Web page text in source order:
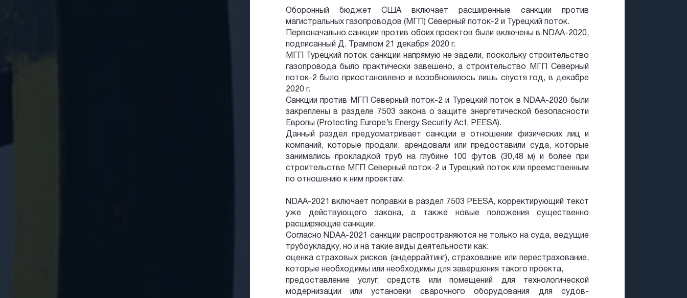
Оборонный бюджет США включает расширенные санкции против
магистральных газопроводов (МГП) Северный поток-2 и Турецкий поток.
Первоначально санкции против обоих проектов были включены в NDAA-2020,
подписанный Д. Трампом 21 декабря 2020 г.
МГП Турецкий поток санкции напрямую не задели, поскольку строительство
газопровода было практически завешено, а строительство МГП Северный
поток-2 было приостановлено и возобновилось лишь спустя год, в декабре
2020 г.
Санкции против МГП Северный поток-2 и Турецкий поток в NDAA-2020 были
закреплены в разделе 7503 закона о защите энергетической безопасности
Европы (Protecting Europe’s Energy Security Act, PEESA).
Данный раздел предусматривает санкции в отношении физических лиц и
компаний, которые продали, арендовали или предоставили суда, которые
занимались прокладкой труб на глубине 100 футов (30,48 м) и более при
строительстве МГП Северный поток-2 и Турецкий поток или преемственным
по отношению к ним проектам.
NDAA-2021 включает поправки в раздел 7503 PEESA, корректирующий текст
уже действующего закона, а также новые положения существенно
расширяющие санкции.
Согласно NDAA-2021 санкции распространяются не только на суда, ведущие
трубоукладку, но и на такие виды деятельности как:
оценка страховых рисков (андеррайтинг), страхование или перестрахование,
которые необходимы или необходимы для завершения такого проекта,
предоставление услуг, средств или помещений для технологической
модернизации или установки сварочного оборудования для судов-